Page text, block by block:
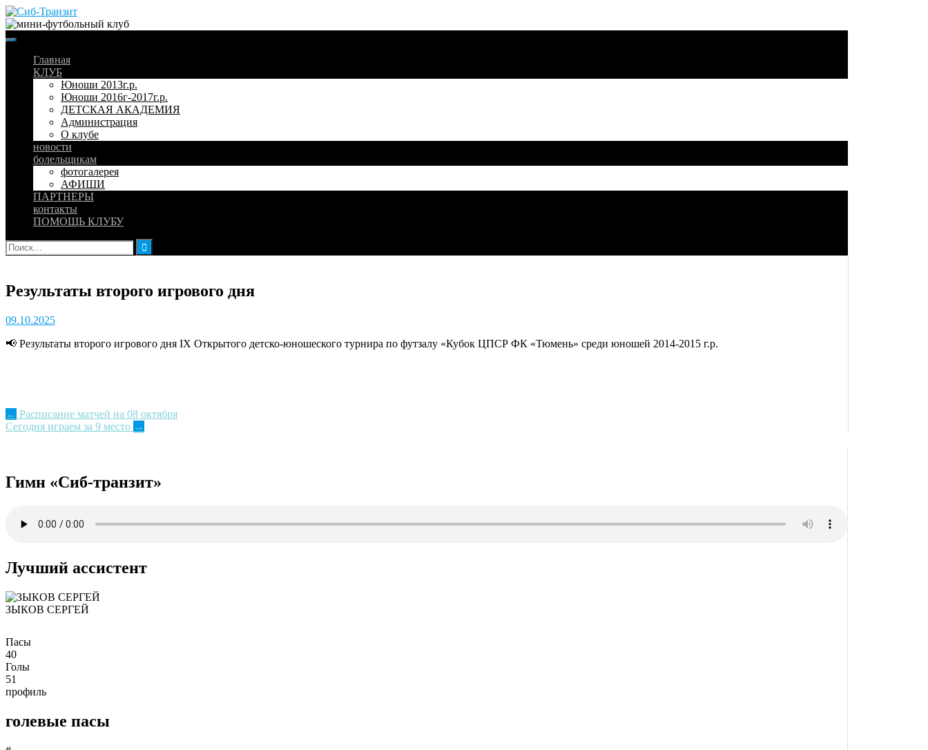
Skip
to
content
Главная
КЛУБ
Юноши 2013г.р.
Юноши 2016г-2017г.р.
ДЕТСКАЯ АКАДЕМИЯ
Администрация
О клубе
новости
болельщикам
фотогалерея
АФИШИ
ПАРТНЕРЫ
контакты
ПОМОЩЬ КЛУБУ
Найти:
Результаты второго игрового дня
09.10.2025
📢 Результаты второго игрового дня IX Открытого детско-юношеского турнира по футзалу «Кубок ЦПСР ФК «Тюмень» среди юношей 2014-2015 г.р.
Post
navigation
← Расписание матчей на 08 октября
Сегодня играем за 9 место →
Гимн «Сиб-транзит»
Лучший ассистент
ЗЫКОВ СЕРГЕЙ
Пасы
40
Голы
51
профиль
голевые пасы